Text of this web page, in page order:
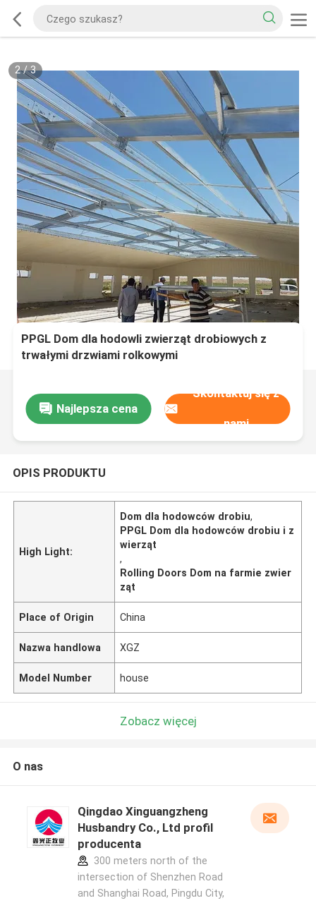
2/3
PPGL Dom dla hodowli zwierząt drobiowych z
trwałymi drzwiami rolkowymi
Najlepsza cena
Skontaktuj się z
nami
OPIS PRODUKTU
High Light:
Dom dla hodowców drobiu,
PPGL Dom dla hodowców drobiu i z
wierząt
,
Rolling Doors Dom na farmie zwier
ząt
Place of Origin China
Nazwa handlowa XGZ
Model Number house
Zobacz więcej
O nas
Qingdao Xinguangzheng
Husbandry Co., Ltd profil
producenta
300 meters north of the
intersection of Shenzhen Road
and Shanghai Road, Pingdu City,